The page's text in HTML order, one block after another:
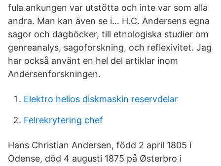
fula ankungen var utstötta och inte var som alla
andra. Man kan även se i… H.C. Andersens egna
sagor och dagböcker, till etnologiska studier om
genreanalys, sagoforskning, och reflexivitet. Jag
har också använt en hel del artiklar inom
Andersenforskningen.
Elektro helios diskmaskin reservdelar
Felrekrytering chef
Hans Christian Andersen, född 2 april 1805 i
Odense, död 4 augusti 1875 på Østerbro i